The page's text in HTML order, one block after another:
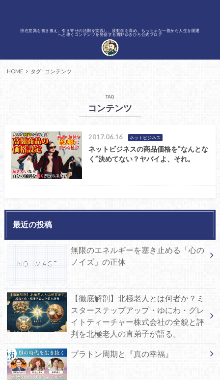
潜在意識を書き換え、引き寄せの法則を実践し、波動学を高め、ちっちゃな一善から人生を開運
へと導くコンテンツを発信する西野ゆきひろ公式ブログ
HOME タグ : コンテンツ
TAG
コンテンツ
2017.06.16 ネットビジネス
ネットビジネスの商品価格を“なんとな
く”決めてない？ヤバイよ、それ。
最近の投稿
無限のエネルギーを塞き止める「心の
ノイズ」の正体
【徹底解剖】北極老人とは何者か？ミ
スターステップアップ・ゆにわ・グレ
イトティーチャー株式会社の全貌と評
判を北極老人の直弟子が語る。
プラトン周期と『真の幸福』